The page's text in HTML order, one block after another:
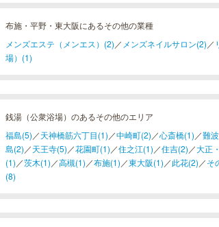
布施・平野・東大阪にあるその他の業種
メンズエステ（メンエス）(2) ／ メンズネイルサロン(2) ／
場）(1)
銭湯（公衆浴場）のあるその他のエリア
福島(5) ／天神橋筋六丁目(1) ／中崎町(2) ／心斎橋(1) ／難
島(2) ／天王寺(5) ／花園町(1) ／住之江(1) ／住吉(2) ／大正
(1) ／茨木(1) ／高槻(1) ／布施(1) ／東大阪(1) ／此花(2) ／そ
(8)